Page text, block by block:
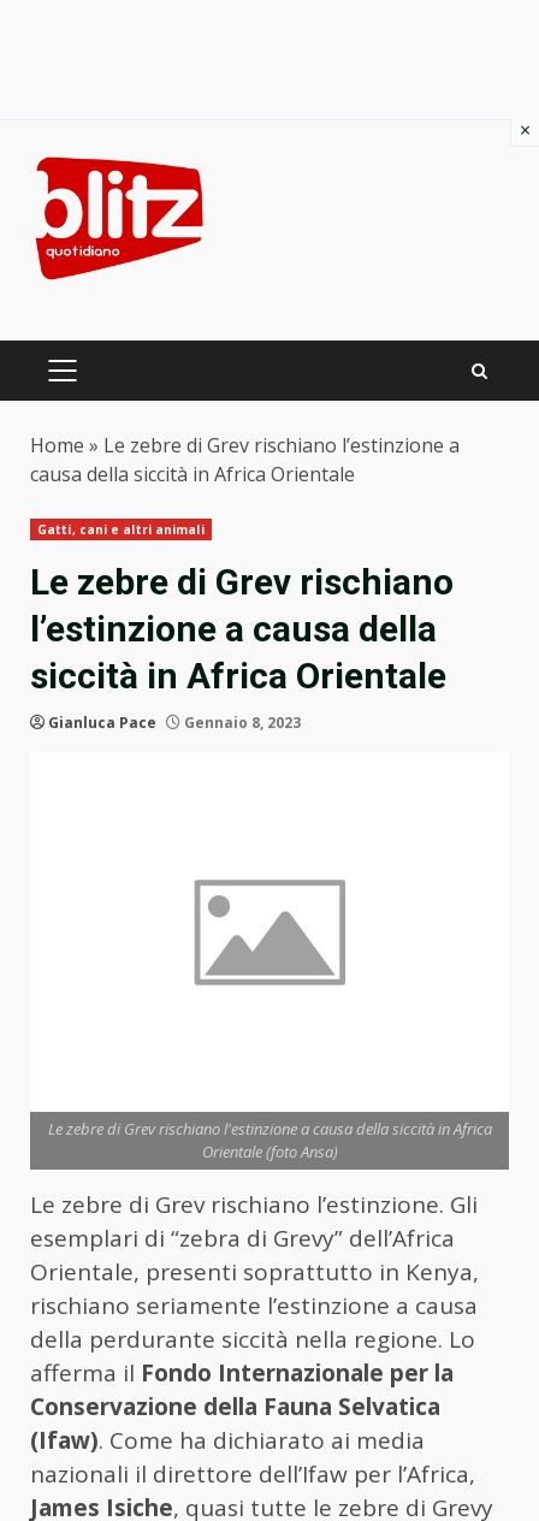
content
PRIMARY
Home » Le zebre di Grev rischiano l’estinzione a
causa della siccità in Africa Orientale
Gatti, cani e altri animali
Le zebre di Grev rischiano
l’estinzione a causa della
siccità in Africa Orientale
Gianluca Pace Gennaio 8, 2023
Le zebre di Grev rischiano l'estinzione a causa della siccità in Africa
Orientale (foto Ansa)
Le zebre di Grev rischiano l’estinzione. Gli
esemplari di “zebra di Grevy” dell’Africa
Orientale, presenti soprattutto in Kenya,
rischiano seriamente l’estinzione a causa
della perdurante siccità nella regione. Lo
afferma il Fondo Internazionale per la
Conservazione della Fauna Selvatica
(Ifaw). Come ha dichiarato ai media
nazionali il direttore dell’Ifaw per l’Africa,
James Isiche, quasi tutte le zebre di Grevy
×